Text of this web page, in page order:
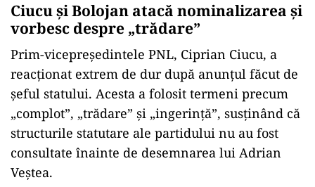
Ciucu și Bolojan atacă nominalizarea și
vorbesc despre „trădare”
Prim-vicepreședintele PNL, Ciprian Ciucu, a
reacționat extrem de dur după anunțul făcut de
șeful statului. Acesta a folosit termeni precum
„complot”, „trădare” și „ingerință”, susținând că
structurile statutare ale partidului nu au fost
consultate înainte de desemnarea lui Adrian
Veștea.